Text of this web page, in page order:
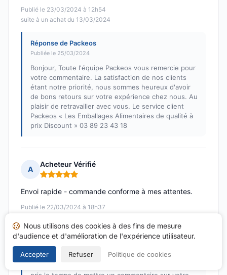
Publié le 23/03/2024 à 12h54
suite à un achat du 13/03/2024
Réponse de Packeos
Publiée le 25/03/2024
Bonjour, Toute l'équipe Packeos vous remercie pour
votre commentaire. La satisfaction de nos clients
étant notre priorité, nous sommes heureux d'avoir
de bons retours sur votre expérience chez nous. Au
plaisir de retravailler avec vous. Le service client
Packeos « Les Emballages Alimentaires de qualité à
prix Discount » 03 89 23 43 18
A
Acheteur Vérifié
Note : 5 sur 5
Publié le 22/03/2024 à 18h37
Envoi rapide - commande conforme à mes attentes.
Réponse de Packeos
Publiée le 25/03/2024
Nous utilisons des cookies à des fins de mesure
d'audience et d'amélioration de l'expérience utilisateur.
Accepter Refuser Politique de cookies